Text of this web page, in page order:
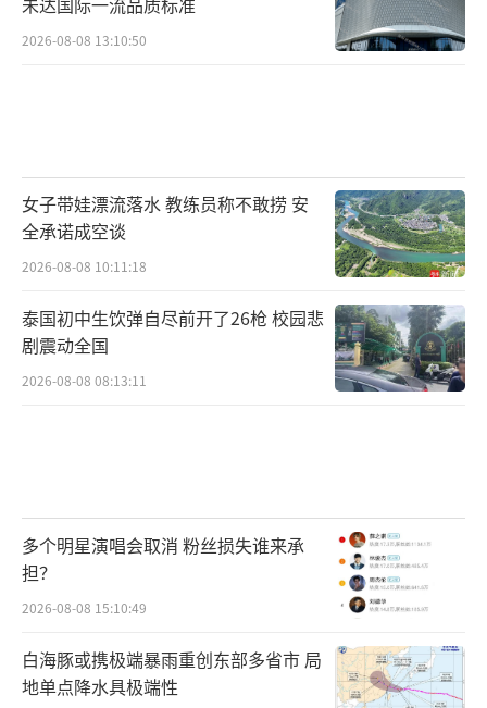
2026-08-08 13:10:50
女子带娃漂流落水 教练员称不敢捞 安
全承诺成空谈
2026-08-08 10:11:18
泰国初中生饮弹自尽前开了26枪 校园悲
剧震动全国
2026-08-08 08:13:11
多个明星演唱会取消 粉丝损失谁来承
担？
2026-08-08 15:10:49
白海豚或携极端暴雨重创东部多省市 局
地单点降水具极端性